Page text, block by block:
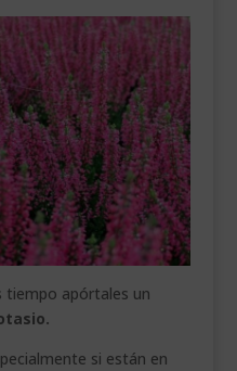
tiempo apórtales un
si están en